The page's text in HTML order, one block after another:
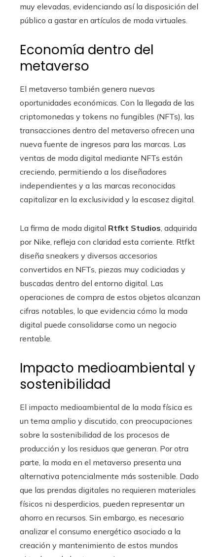
muy elevadas, evidenciando así la disposición del
público a gastar en artículos de moda virtuales.
Economía dentro del
metaverso
El metaverso también genera nuevas
oportunidades económicas. Con la llegada de las
criptomonedas y tokens no fungibles (NFTs), las
transacciones dentro del metaverso ofrecen una
nueva fuente de ingresos para las marcas. Las
ventas de moda digital mediante NFTs están
creciendo, permitiendo a los diseñadores
independientes y a las marcas reconocidas
capitalizar en la exclusividad y la escasez digital.
La firma de moda digital Rtfkt Studios, adquirida
por Nike, refleja con claridad esta corriente. Rtfkt
diseña sneakers y diversos accesorios
convertidos en NFTs, piezas muy codiciadas y
buscadas dentro del entorno digital. Las
operaciones de compra de estos objetos alcanzan
cifras notables, lo que evidencia cómo la moda
digital puede consolidarse como un negocio
rentable.
Impacto medioambiental y
sostenibilidad
El impacto medioambiental de la moda física es
un tema amplio y discutido, con preocupaciones
sobre la sostenibilidad de los procesos de
producción y los residuos que generan. Por otra
parte, la moda en el metaverso presenta una
alternativa potencialmente más sostenible. Dado
que las prendas digitales no requieren materiales
físicos ni desperdicios, pueden representar un
ahorro en recursos. Sin embargo, es necesario
analizar el consumo energético asociado a la
creación y mantenimiento de estos mundos